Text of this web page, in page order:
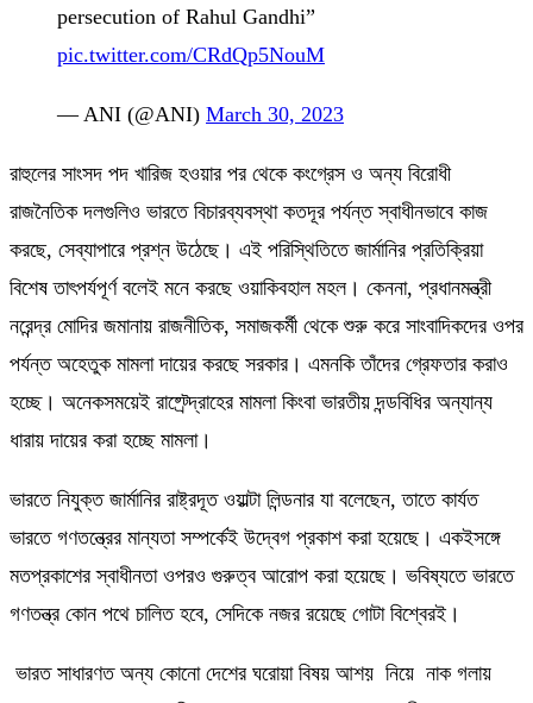
persecution of Rahul Gandhi”
pic.twitter.com/CRdQp5NouM
— ANI (@ANI) March 30, 2023
রাহুলের সাংসদ পদ খারিজ হওয়ার পর থেকে কংগ্রেস ও অন্য বিরোধী
রাজনৈতিক দলগুলিও ভারতে বিচারব্যবস্থা কতদূর পর্যন্ত স্বাধীনভাবে কাজ
করছে, সেব্যাপারে প্রশ্ন উঠেছে। এই পরিস্থিতিতে জার্মানির প্রতিক্রিয়া
বিশেষ তাৎপর্যপূর্ণ বলেই মনে করছে ওয়াকিবহাল মহল। কেননা, প্রধানমন্ত্রী
নরেন্দ্র মোদির জমানায় রাজনীতিক, সমাজকর্মী থেকে শুরু করে সাংবাদিকদের ওপর
পর্যন্ত অহেতুক মামলা দায়ের করছে সরকার। এমনকি তাঁদের গ্রেফতার করাও
হচ্ছে। অনেকসময়েই রাষ্ট্র্দ্রোহের মামলা কিংবা ভারতীয় দন্ডবিধির অন্যান্য
ধারায় দায়ের করা হচ্ছে মামলা।
ভারতে নিযুক্ত জার্মানির রাষ্ট্রদূত ওয়াল্টা লিন্ডনার যা বলেছেন, তাতে কার্যত
ভারতে গণতন্ত্রের মান্যতা সম্পর্কেই উদ্বেগ প্রকাশ করা হয়েছে। একইসঙ্গে
মতপ্রকাশের স্বাধীনতা ওপরও গুরুত্ব আরোপ করা হয়েছে। ভবিষ্যতে ভারতে
গণতন্ত্র কোন পথে চালিত হবে, সেদিকে নজর রয়েছে গোটা বিশ্বেরই।
ভারত সাধারণত অন্য কোনো দেশের ঘরোয়া বিষয় আশয় নিয়ে নাক গলায়